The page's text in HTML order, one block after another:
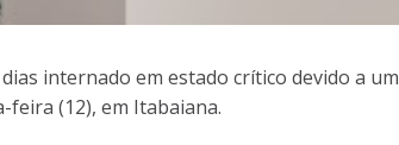
internado em estado crítico devido a um
(12), em Itabaiana.